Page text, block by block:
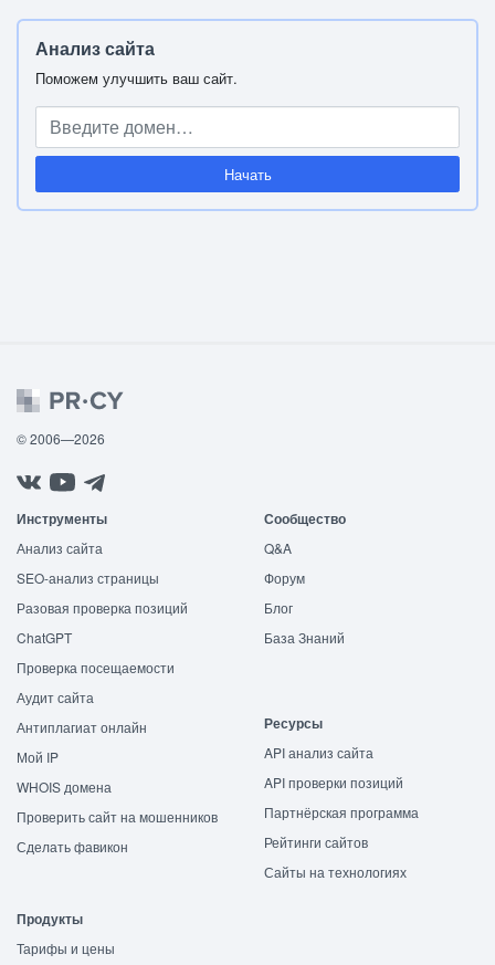
Анализ сайта
Поможем улучшить ваш сайт.
Начать
© 2006—2026
Инструменты
Анализ сайта
SEO-анализ страницы
Разовая проверка позиций
ChatGPT
Проверка посещаемости
Аудит сайта
Антиплагиат онлайн
Мой IP
WHOIS домена
Проверить сайт на мошенников
Сделать фавикон
Сообщество
Q&A
Форум
Блог
База Знаний
Ресурсы
API анализ сайта
API проверки позиций
Партнёрская программа
Рейтинги сайтов
Сайты на технологиях
Продукты
Тарифы и цены